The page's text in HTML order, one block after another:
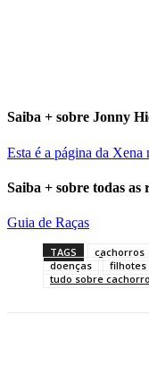
Saiba + sobre Jonny
Esta é a página da
Saiba + sobre todas as
Guia de Raças
TAGS cachorros
doenças
filhotes
tudo sobre